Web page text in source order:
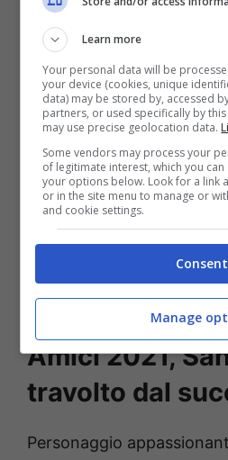
Leggi anche->
tradito Giulia? Le
fans e la richiesta
Amici 2021,
travolto dal
Personaggio
Learn more
Your personal data will be
your device (cookies, unique
data) may be stored by, accessed
partners, or used specifically by
may use precise geolocation data.
Some vendors may process your
of legitimate interest, which you
your options below. Look for a link
or in the site menu to manage or
and cookie settings.
Consent
Manage